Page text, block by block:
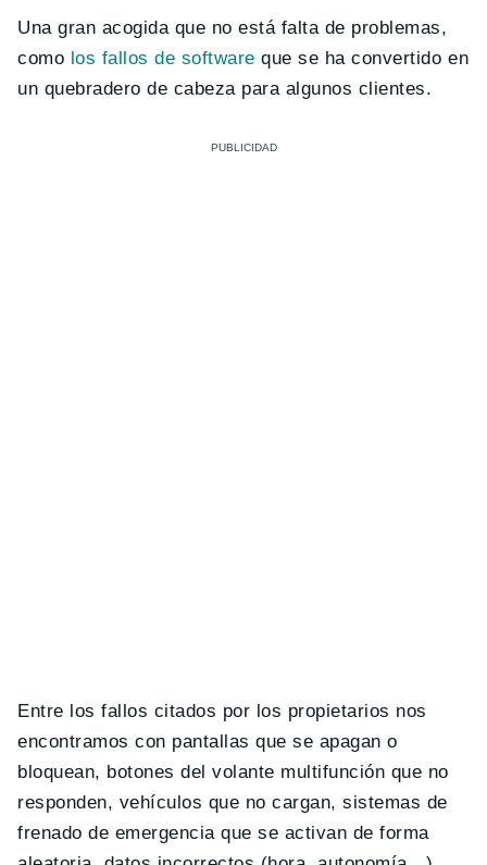
Una gran acogida que no está falta de problemas,
como los fallos de software que se ha convertido en
un quebradero de cabeza para algunos clientes.
Entre los fallos citados por los propietarios nos
encontramos con pantallas que se apagan o
bloquean, botones del volante multifunción que no
responden, vehículos que no cargan, sistemas de
frenado de emergencia que se activan de forma